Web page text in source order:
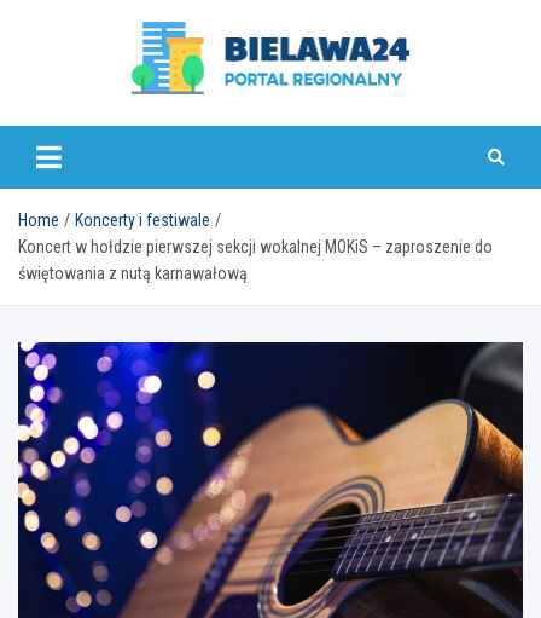
bielawa24.pl
Home
Koncerty i festiwale
Koncert w hołdzie pierwszej sekcji wokalnej MOKiS – zaproszenie do
świętowania z nutą karnawałową